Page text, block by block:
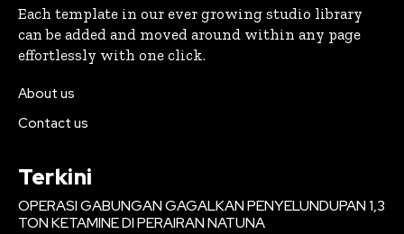
Each template in our ever growing studio library
can be added and moved around within any page
effortlessly with one click.
About us
Contact us
Terkini
OPERASI GABUNGAN GAGALKAN PENYELUNDUPAN 1,3
TON KETAMINE DI PERAIRAN NATUNA